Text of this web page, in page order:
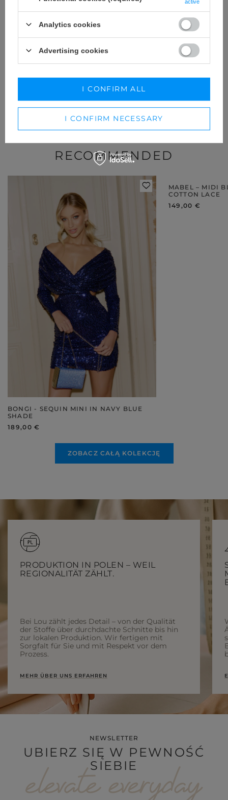
Z INNYMI
Każda opinia pomaga innym klientkom w wyborze.
Jeśli nosiłaś ten model, podziel się swoimi wrażeniami –
DODAJ SWOJĄ OPINIĘ
For opinion you will receive
in our loyalty program.
RECOMMENDED
BONGI - SEQUIN MINI IN NAVY BLUE
SHADE
189,00 €
MABEL – MIDI
COTTON LACE
149,00 €
ZOBACZ CAŁĄ KOLEKCJĘ
PRODUKTION IN POLEN – WEIL
REGIONALITÄT ZÄHLT.
Bei Lou zählt jedes Detail – von der Qualität
der Stoffe über durchdachte Schnitte bis hin
zur lokalen Produktion. Wir fertigen mit
Sorgfalt für Sie und mit Respekt vor dem
Prozess.
MEHR ÜBER UNS ERFAHREN
NEWSLETTER
UBIERZ SIĘ W PEWNOŚĆ
SIEBIE
active
Analytics cookies
Advertising cookies
I CONFIRM NECESSARY
I CONFIRM ALL